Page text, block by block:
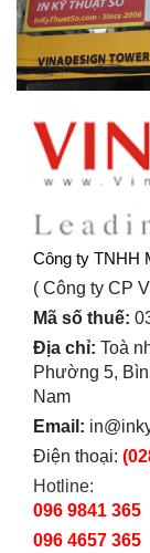
Công ty TNHH
( Công ty CP
Mã số thuế:
Địa chỉ: Toà
Phường 5,
Nam
Email:
Điện thoại:
Hotline:
096 9841 365
096 4657 365